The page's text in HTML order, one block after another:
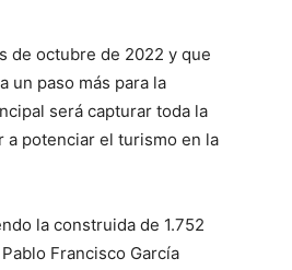
de octubre de 2022 y que
un paso más para la
será capturar toda la
a potenciar el turismo en la
la construida de 1.752
Francisco García